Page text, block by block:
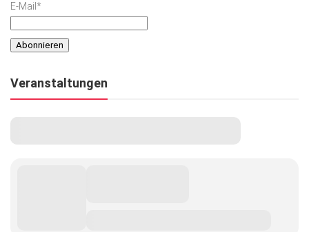
E-Mail*
Veranstaltungen